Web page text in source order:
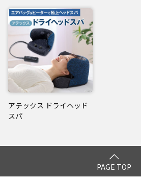
り外しができ洗濯機洗いが可能です。
いつでも清潔にお使いいただけます。
アテックス ドライヘッド
スパ
PAGE TOP